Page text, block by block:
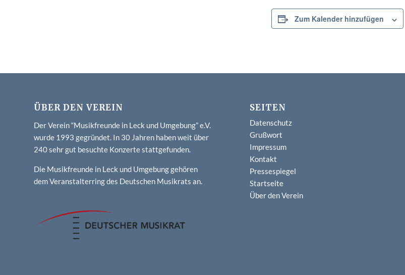
Zum Kalender hinzufügen
ÜBER DEN VEREIN
Der Verein “Musikfreunde in Leck und Umgebung” e.V.
wurde 1993 gegründet. In 30 Jahren haben weit über
240 sehr gut besuchte Konzerte stattgefunden.
Die Musikfreunde in Leck und Umgebung gehören
dem Veranstalterring des Deutschen Musikrats an.
SEITEN
Datenschutz
Grußwort
Impressum
Kontakt
Pressespiegel
Startseite
Über den Verein